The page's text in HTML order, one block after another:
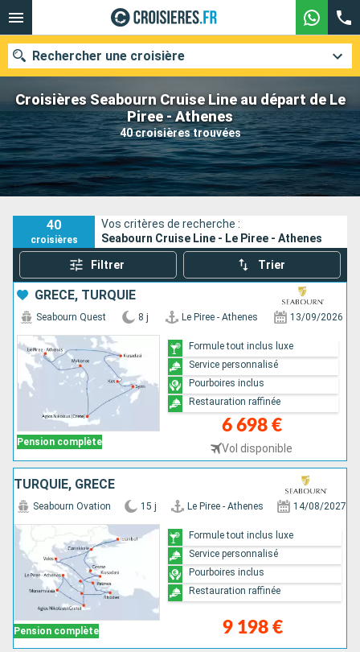
Croisières Seabourn Cruise Line au départ de Le
Piree - Athenes
40 croisières trouvées
Rechercher une croisière
Nos destinations
Mois de départ
Ports Compagnies
Rechercher
40
croisières
Vos critères de recherche :
Seabourn Cruise Line - Le Piree - Athenes
Filtrer Trier
GRÈCE, TURQUIE
Pension complète
Seabourn Quest 8 j Le Piree - Athenes 13/09/2026
6 698 €
Vol disponible
Formule tout inclus luxe
Service personnalisé
Pourboires inclus
Restauration raffinée
TURQUIE, GRÈCE
Pension complète
Seabourn Ovation 15 j Le Piree - Athenes 14/08/2027
9 198 €
Formule tout inclus luxe
Service personnalisé
Pourboires inclus
Restauration raffinée